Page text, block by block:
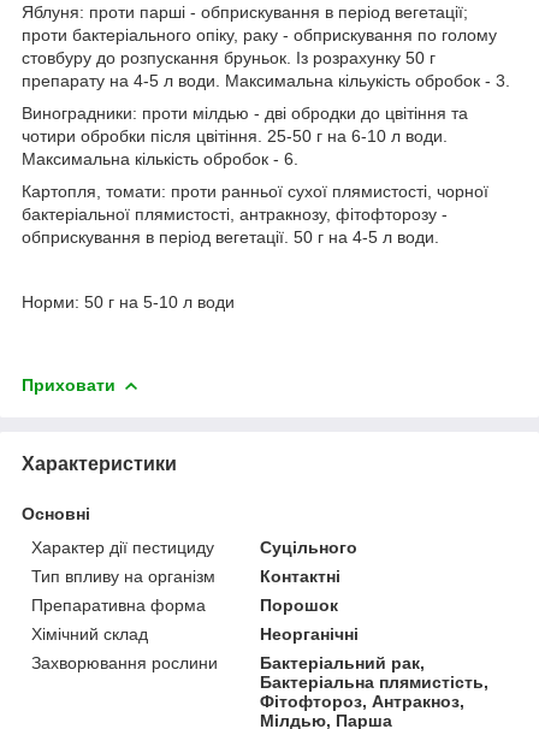
Яблуня: проти парші - обприскування в період вегетації;
проти бактеріального опіку, раку - обприскування по голому
стовбуру до розпускання бруньок. Із розрахунку 50 г
препарату на 4-5 л води. Максимальна кільукість обробок - 3.
Виноградники: проти мілдью - дві обродки до цвітіння та
чотири обробки після цвітіння. 25-50 г на 6-10 л води.
Максимальна кількість обробок - 6.
Картопля, томати: проти ранньої сухої плямистості, чорної
бактеріальної плямистості, антракнозу, фітофторозу -
обприскування в період вегетації. 50 г на 4-5 л води.
Норми: 50 г на 5-10 л води
Приховати
Характеристики
Основні
Характер дії пестициду
Суцільного
Тип впливу на організм
Контактні
Препаративна форма
Порошок
Хімічний склад
Неорганічні
Захворювання рослини
Бактеріальний рак,
Бактеріальна плямистість,
Фітофтороз, Антракноз,
Мілдью, Парша